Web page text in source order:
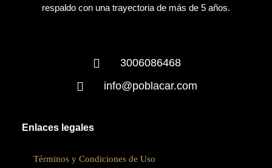
respaldo con una trayectoria de más de 5 años.
3006086468
info@poblacar.com
Enlaces legales
Términos y Condiciones de Uso